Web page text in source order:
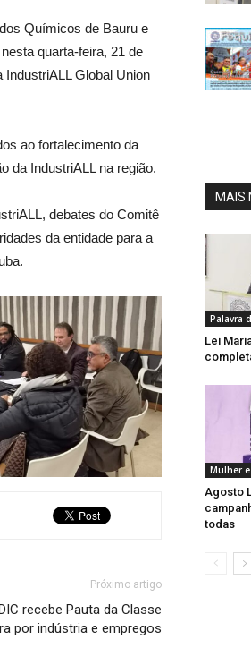
Químicos de Bauru e
quarta-feira, 21 de
Global Union
ao fortalecimento da
da IndustriALL na região.
debates do Comitê
da entidade para a
Próximo artigo
recebe Pauta da Classe
por indústria e empregos
MAIS
Palavra
Lei
Mulher
Agosto
todas